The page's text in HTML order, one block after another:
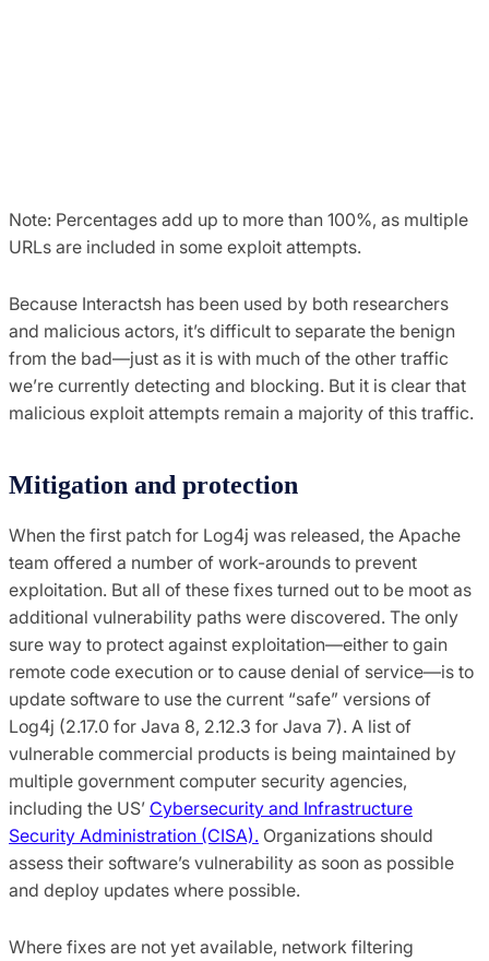
Note: Percentages add up to more than 100%, as multiple
URLs are included in some exploit attempts.
Because Interactsh has been used by both researchers
and malicious actors, it’s difficult to separate the benign
from the bad—just as it is with much of the other traffic
we’re currently detecting and blocking. But it is clear that
malicious exploit attempts remain a majority of this traffic.
Mitigation and protection
When the first patch for Log4j was released, the Apache
team offered a number of work-arounds to prevent
exploitation. But all of these fixes turned out to be moot as
additional vulnerability paths were discovered. The only
sure way to protect against exploitation—either to gain
remote code execution or to cause denial of service—is to
update software to use the current “safe” versions of
Log4j (2.17.0 for Java 8, 2.12.3 for Java 7). A list of
vulnerable commercial products is being maintained by
multiple government computer security agencies,
including the US’ Cybersecurity and Infrastructure
Security Administration (CISA). Organizations should
assess their software’s vulnerability as soon as possible
and deploy updates where possible.
Where fixes are not yet available, network filtering